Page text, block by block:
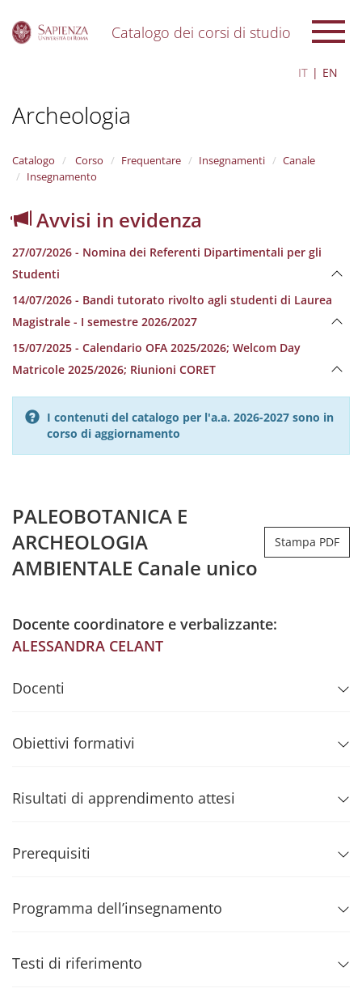
Catalogo dei corsi di studio
IT EN
Archeologia
Catalogo Corso Frequentare Insegnamenti
Canale
Insegnamento
Avvisi in evidenza
27/07/2026 - Nomina dei Referenti Dipartimentali per gli
Studenti
14/07/2026 - Bandi tutorato rivolto agli studenti di Laurea
Magistrale - I semestre 2026/2027
15/07/2025 - Calendario OFA 2025/2026; Welcom Day
Matricole 2025/2026; Riunioni CORET
I contenuti del catalogo per l'a.a. 2026-2027 sono in
corso di aggiornamento
PALEOBOTANICA E
ARCHEOLOGIA
AMBIENTALE Canale unico
Stampa PDF
Docente coordinatore e verbalizzante:
ALESSANDRA CELANT
Docenti
Obiettivi formativi
Risultati di apprendimento attesi
Prerequisiti
Programma dell’insegnamento
Testi di riferimento